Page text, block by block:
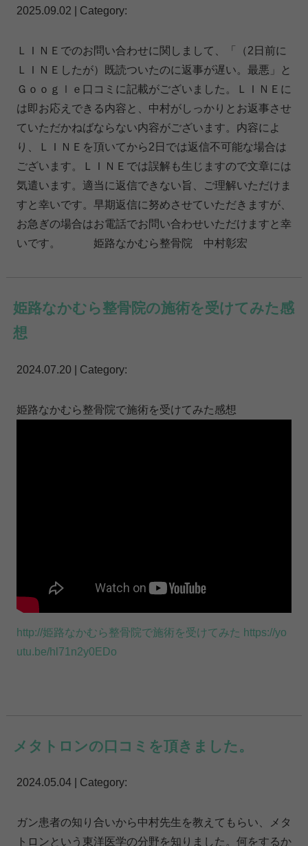
2025.09.02 | Category:
ＬＩＮＥでのお問い合わせに関しまして、「（2日前に
ＬＩＮＥしたが）既読ついたのに返事が遅い。最悪」と
Ｇｏｏｇｌｅ口コミに記載がございました。ＬＩＮＥに
は即お応えできる内容と、中村がしっかりとお返事させ
ていただかねばならない内容がございます。内容によ
り、ＬＩＮＥを頂いてから2日では返信不可能な場合は
ございます。ＬＩＮＥでは誤解も生じますので文章には
気遣います。適当に返信できない旨、ご理解いただけま
すと幸いです。早期返信に努めさせていただきますが、
お急ぎの場合はお電話でお問い合わせいただけますと幸
いです。 姫路なかむら整骨院 中村彰宏
姫路なかむら整骨院の施術を受けてみた感
想
2024.07.20 | Category:
姫路なかむら整骨院で施術を受けてみた感想
http://姫路なかむら整骨院で施術を受けてみた https://yo
utu.be/hl71n2y0EDo
メタトロンの口コミを頂きました。
2024.05.04 | Category:
ガン患者の知り合いから中村先生を教えてもらい、メタ
トロンという東洋医学の分野を知りました。何をするか